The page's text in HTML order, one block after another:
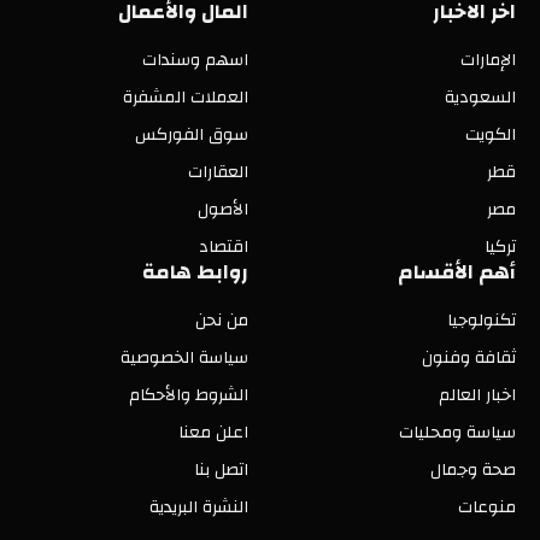
اخر الاخبار
الإمارات
السعودية
الكويت
قطر
مصر
تركيا
المال والأعمال
اسهم وسندات
العملات المشفرة
سوق الفوركس
العقارات
الأصول
اقتصاد
أهم الأقسام
تكنولوجيا
ثقافة وفنون
اخبار العالم
سياسة ومحليات
صحة وجمال
منوعات
روابط هامة
من نحن
سياسة الخصوصية
الشروط والأحكام
اعلن معنا
اتصل بنا
النشرة البريدية